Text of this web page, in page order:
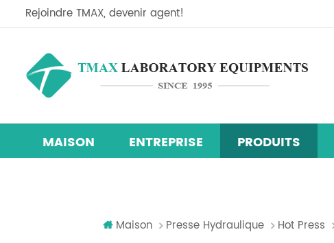
Rejoindre TMAX, devenir agent!
MAISON ENTREPRISE PRODUITS
Maison Presse Hydraulique Hot Press